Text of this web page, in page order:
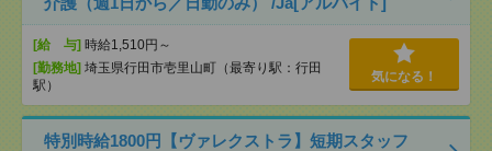
[給 与] 時給1,510円～
[勤務地] 埼玉県行田市壱里山町（最寄り駅：行田
駅）
気になる！
特別時給1800円【ヴァレクストラ】短期スタッフ